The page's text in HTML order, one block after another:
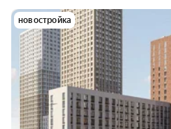
новостройка